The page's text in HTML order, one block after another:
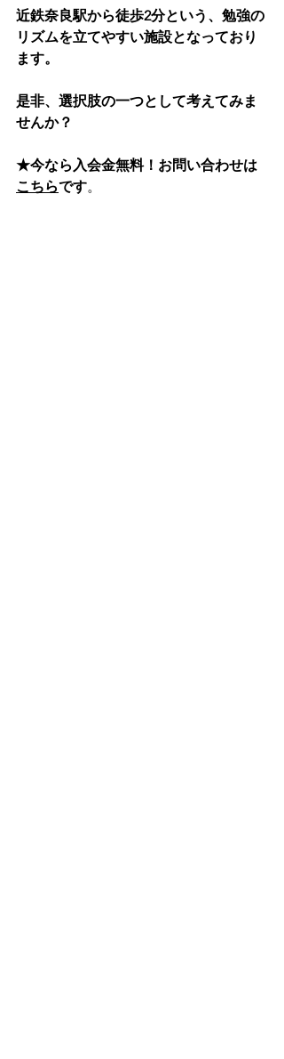
近鉄奈良駅から徒歩2分という、勉強の
リズムを立てやすい施設となっており
ます。
是非、選択肢の一つとして考えてみま
せんか？
★今なら入会金無料！お問い合わせは
こちらです。